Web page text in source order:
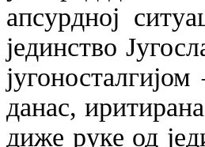
апсурдној
јединство
данас,
диже руке од